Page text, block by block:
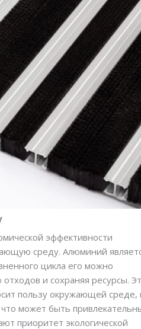
эффективности
среду. Алюминий
цикла его можно
и сохраняя ресурсы.
пользу окружающей среде,
может быть
приоритет экологической